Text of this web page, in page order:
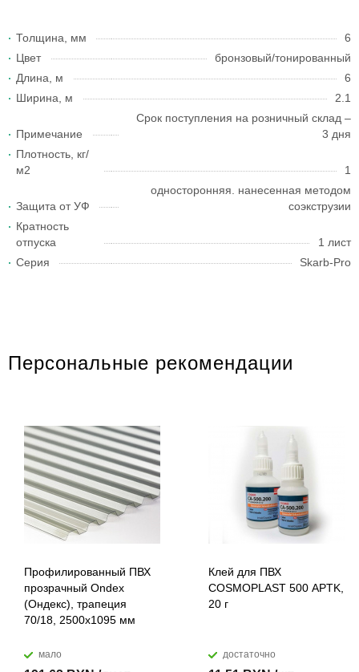
Толщина, мм
6
Цвет
бронзовый/тонированный
Длина, м
6
Ширина, м
2.1
Примечание
Срок поступления на розничный склад –
3 дня
Плотность, кг/
м2
1
Защита от УФ
односторонняя. нанесенная методом
соэкструзии
Кратность
отпуска
1 лист
Серия
Skarb-Pro
Персональные рекомендации
Профилированный ПВХ
прозрачный Ondex
(Ондекс), трапеция
70/18, 2500х1095 мм
мало
Клей для ПВХ
COSMOPLAST 500 APTK,
20 г
достаточно